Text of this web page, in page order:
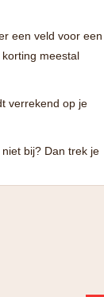
een veld voor een
meestal
verrekend op je
bij? Dan trek je